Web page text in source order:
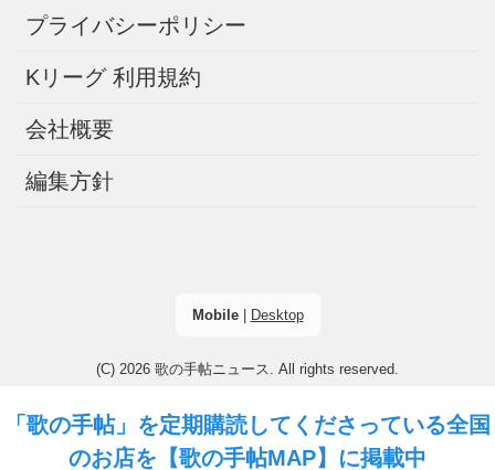
「歌の手帖」を定期購読してくださっている全国
のお店を 【歌の手帖MAP】 に掲載中
プライバシーポリシー
Kリーグ 利用規約
会社概要
編集方針
Mobile| Desktop
(C) 2026 歌の手帖ニュース. All rights reserved.